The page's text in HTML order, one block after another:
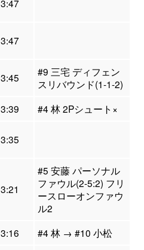
3:47
3:47
3:45
#9 三宅 ディフェン
スリバウンド(1-1-2)
3:39
#4 林 2Pシュート×
3:35
3:21
#5 安藤 パーソナル
ファウル(2-5:2) フリ
ースローオンファウ
ル2
3:16
#4 林 → #10 小松